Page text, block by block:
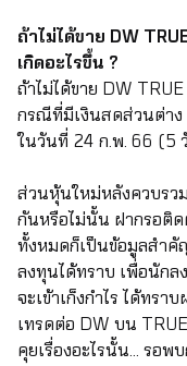
ถ้าไม่ได้ขาย DW
เกิดอะไรขึ้น ?
ถ้าไม่ได้ขาย DW
กรณีที่มีเงินสดส่วนต่าง
ในวันที่ 24 ก.พ. 66 (5
ส่วนหุ้นใหม่หลังควบรว
กันหรือไม่นั้น ฝากรอติ
ทั้งหมดก็เป็นข้อมูลสำคั
ลงทุนได้ทราบ เพื่อนัก
จะเข้าเก็งกำไร ได้ทร
เทรดต่อ DW บน
คุยเรื่องอะไรนั้น... รอพ